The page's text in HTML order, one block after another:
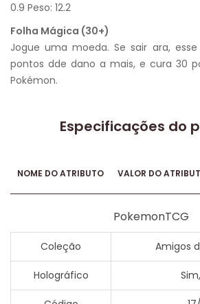
0.9 Peso: 12.2
Folha Mágica (30+)
Jogue uma moeda. Se sair ara,
pontos dde dano a mais, e cura 30
Pokémon.
Especificações do
NOME DO ATRIBUTO VALOR DO
PokemonTCG
Coleção Amigos
Holográfico